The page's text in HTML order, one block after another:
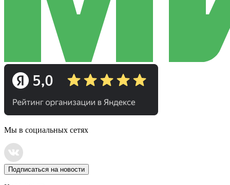
Мы в социальных сетях
Подписаться на новости